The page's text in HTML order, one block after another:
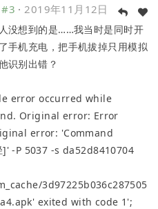
#3 · 2019年11月12日
没想到的是……我当时是同时开
手机充电，把手机拔掉只用模拟
识别出错？
error occurred while
Original error: Error
error: 'Command
-P 5037 -s da52d8410704
3d97225b036c287505
exited with code 1';